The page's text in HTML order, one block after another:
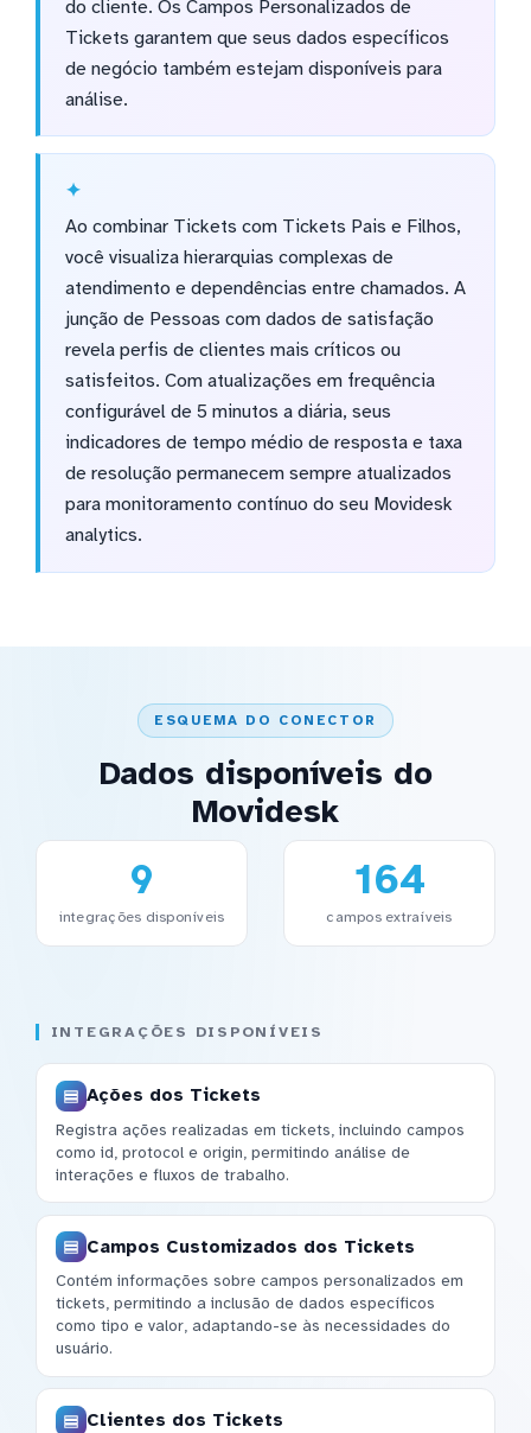
do cliente. Os Campos Personalizados de
Tickets garantem que seus dados específicos
de negócio também estejam disponíveis para
análise.
Ao combinar Tickets com Tickets Pais e Filhos,
você visualiza hierarquias complexas de
atendimento e dependências entre chamados. A
junção de Pessoas com dados de satisfação
revela perfis de clientes mais críticos ou
satisfeitos. Com atualizações em frequência
configurável de 5 minutos a diária, seus
indicadores de tempo médio de resposta e taxa
de resolução permanecem sempre atualizados
para monitoramento contínuo do seu Movidesk
analytics.
ESQUEMA DO CONECTOR
Dados disponíveis do
Movidesk
9
integrações disponíveis
164
campos extraíveis
INTEGRAÇÕES DISPONÍVEIS
Ações dos Tickets
Registra ações realizadas em tickets, incluindo campos
como id, protocol e origin, permitindo análise de
interações e fluxos de trabalho.
Campos Customizados dos Tickets
Contém informações sobre campos personalizados em
tickets, permitindo a inclusão de dados específicos
como tipo e valor, adaptando-se às necessidades do
usuário.
Clientes dos Tickets